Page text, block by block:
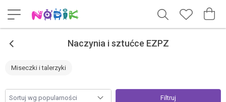
< Naczynia i sztućce EZPZ
Miseczki i talerzyki
Filtruj